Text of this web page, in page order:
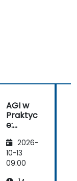
AGI w
Praktyc
e:
ści i
Ryzyka
2026-
10-13
09:00